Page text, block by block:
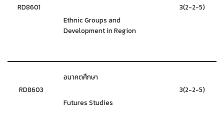
RD8601
Ethnic Groups and
Development in Region
3(2-2-5)
RD8603
อนาคตศึกษา
Futures Studies
3(2-2-5)